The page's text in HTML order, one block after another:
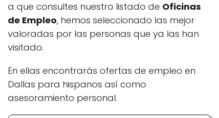
a que consultes nuestro listado de Oficinas
de Empleo, hemos seleccionado las mejor
valoradas por las personas que ya las han
visitado.
En ellas encontrarás ofertas de empleo en
Dallas para hispanos así como
asesoramiento personal.